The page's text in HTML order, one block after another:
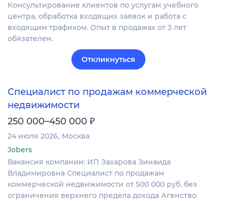
Консультирование клиентов по услугам учебного
центра, обработка входящих заявок и работа с
входящим трафиком. Опыт в продажах от 3 лет
обязателен.
Откликнуться
Специалист по продажам коммерческой
недвижимости
250 000–450 000 ₽
24 июля 2026 Москва
Jobers
Вакансия компании: ИП Захарова Зинаида
Владимировна Специалист по продажам
коммерческой недвижимости от 500 000 руб. без
ограничения верхнего предела дохода Агенство